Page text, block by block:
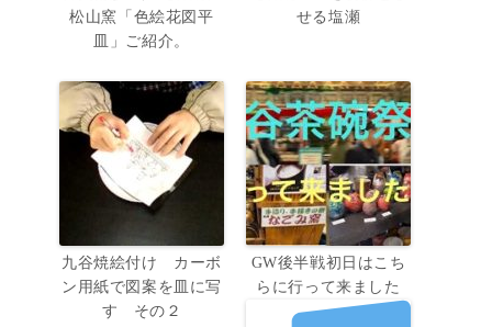
松山窯「色絵花図平
皿」ご紹介。
せる塩瀬
九谷焼絵付け カーボ
ン用紙で図案を皿に写
す その２
GW後半戦初日はこち
らに行って来ました